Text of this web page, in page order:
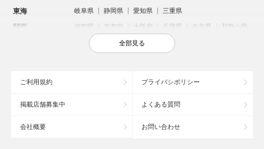
東海 岐阜県 静岡県 愛知県 三重県
関西 滋賀県 京都府 大阪府 兵庫県 奈良県 和歌山県
鳥取県 島根県 岡山県 広島県
沖縄県
全部見る
ご利用規約 プライバシポリシー
掲載店舗募集中 よくある質問
会社概要 お問い合わせ